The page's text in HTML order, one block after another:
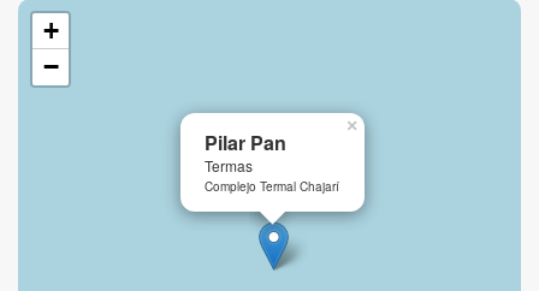
Pilar Pan
Termas
Complejo Termal Chajarí
×
+
−